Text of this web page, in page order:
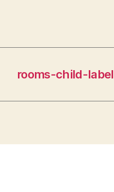
rooms-child-label